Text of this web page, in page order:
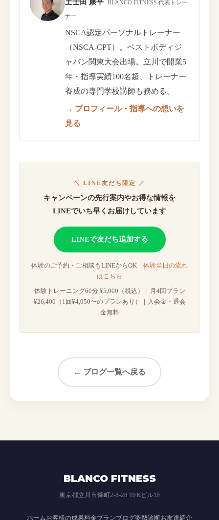
土士田 康平 BLANCO FITNESS 代表トレー
ナー
NSCA認定パーソナルトレーナー
（NSCA-CPT）。ベストボディジ
ャパン関東大会出場。立川で開業5
年・指導実績100名超、トレーナー
養成の専門学校講師も務める。
→ プロフィール・指導への想いを
見る
＼ LINE友だち限定 ／
キャンペーンの先行案内やお得な情報を
LINEでいち早くお届けしています
LINEで友だち追加する
体験のご予約・ご相談もLINEからOK｜ 体験当日の流れ
はこちら
体験トレーニング60分 ¥5,000（税込）｜月4回プラン
¥26,400（1回¥4,050〜のプランあり）｜入会金・退会
金無料
← ブログ一覧へ戻る
BLANCO FITNESS
東京都立川市錦町2-8-28 TFKビル1F
ホームお客様の成果料金プランブログ姿勢診断お友達紹介